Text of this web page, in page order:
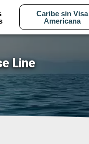
Caribe sin Visa
Americana
Line